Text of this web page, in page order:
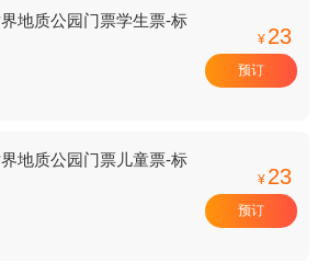
地质公园门票学生票-标
¥ 23
预订
地质公园门票儿童票-标
¥ 23
预订